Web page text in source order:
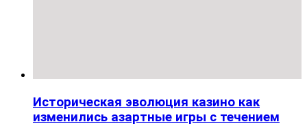
Историческая эволюция казино как
изменились азартные игры с течением